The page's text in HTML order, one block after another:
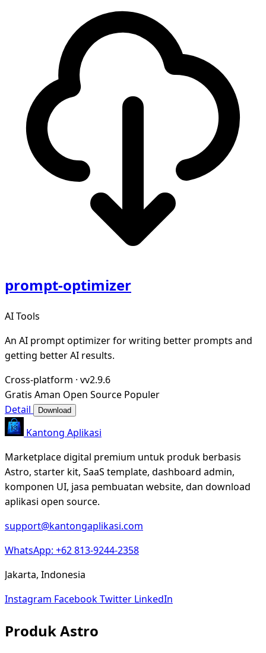
prompt-optimizer
AI Tools
An AI prompt optimizer for writing better prompts and
getting better AI results.
Cross-platform · vv2.9.6
Gratis Aman Open Source Populer
Detail
Download
Kantong Aplikasi
Marketplace digital premium untuk produk berbasis
Astro, starter kit, SaaS template, dashboard admin,
komponen UI, jasa pembuatan website, dan download
aplikasi open source.
support@kantongaplikasi.com
WhatsApp: +62 813-9244-2358
Jakarta, Indonesia
Instagram FacebookTwitter LinkedIn
Produk Astro